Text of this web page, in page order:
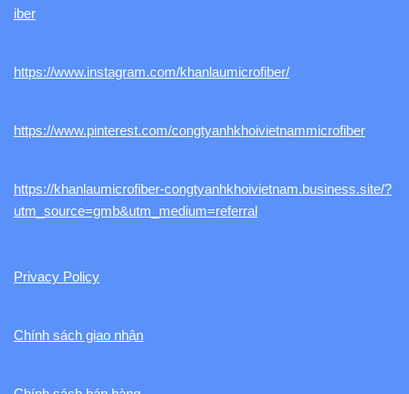
iber
https://www.instagram.com/khanlaumicrofiber/
https://www.pinterest.com/congtyanhkhoivietnammicrofiber
https://khanlaumicrofiber-congtyanhkhoivietnam.business.site/?
utm_source=gmb&utm_medium=referral
Privacy Policy
Chính sách giao nhận